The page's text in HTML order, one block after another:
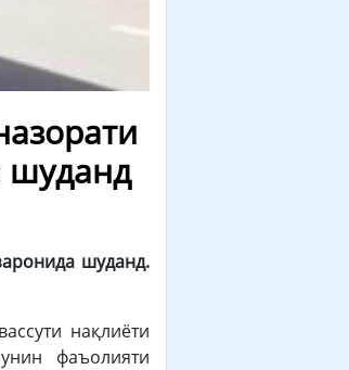
шуданд
шуданд.
нақлиёти
фаъолияти